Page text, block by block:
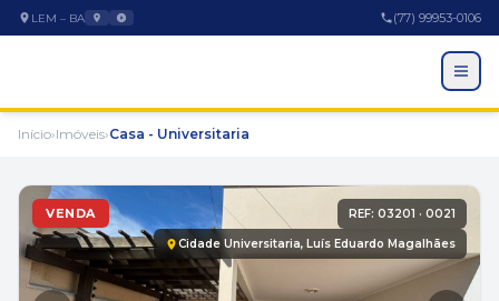
LEM – BA (77) 99953-0106
Início›Imóveis›Casa - Universitaria
VENDA REF: 03201 · 0021
Cidade Universitaria, Luís Eduardo Magalhães